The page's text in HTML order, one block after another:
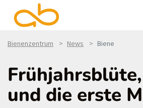
Bienenzentrum News Biene
und die erste